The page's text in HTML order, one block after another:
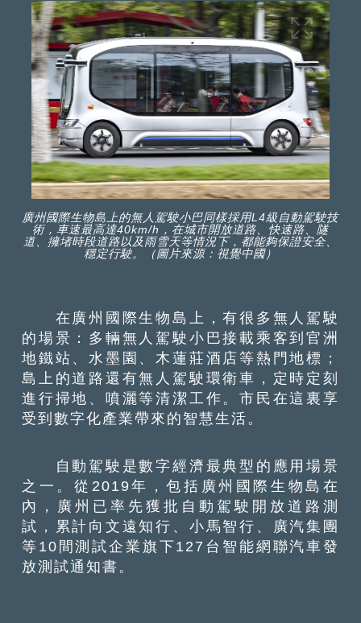
廣州國際生物島上的無人駕駛小巴同樣採用L4級自動駕駛技
術，車速最高達40km/h，在城市開放道路、快速路、隧
道、擁堵時段道路以及雨雪天等情況下，都能夠保證安全、
穩定行駛。（圖片來源：視覺中國）
在廣州國際生物島上，有很多無人駕駛
的場景：多輛無人駕駛小巴接載乘客到官洲
地鐵站、水墨園、木蓮莊酒店等熱門地標；
島上的道路還有無人駕駛環衛車，定時定刻
進行掃地、噴灑等清潔工作。市民在這裏享
受到數字化產業帶來的智慧生活。
自動駕駛是數字經濟最典型的應用場景
之一。從2019年，包括廣州國際生物島在
內，廣州已率先獲批自動駕駛開放道路測
試，累計向文遠知行、小馬智行、廣汽集團
等10間測試企業旗下127台智能網聯汽車發
放測試通知書。